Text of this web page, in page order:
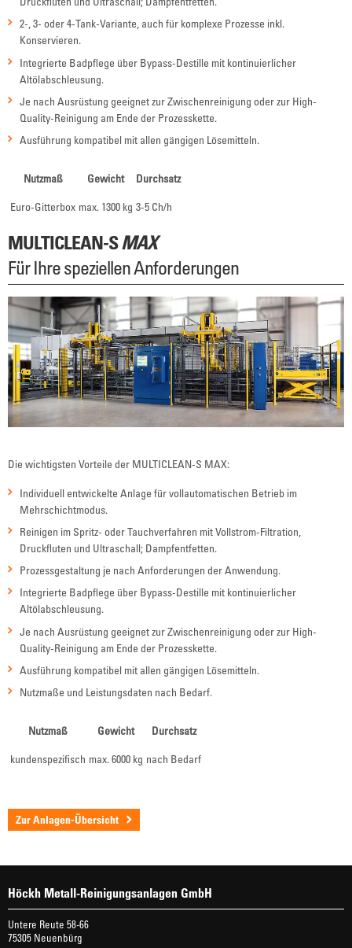
2-, 3- oder 4-Tank-Variante, auch für komplexe Prozesse inkl.
Konservieren.
Integrierte Badpflege über Bypass-Destille mit kontinuierlicher
Altölabschleusung.
Je nach Ausrüstung geeignet zur Zwischenreinigung oder zur High-
Quality-Reinigung am Ende der Prozesskette.
Ausführung kompatibel mit allen gängigen Lösemitteln.
Nutzmaß Gewicht Durchsatz
Euro-Gitterbox max. 1300 kg 3-5 Ch/h
MULTICLEAN-SMAX
Für Ihre speziellen Anforderungen
Die wichtigsten Vorteile der MULTICLEAN-S MAX:
Individuell entwickelte Anlage für vollautomatischen Betrieb im
Mehrschichtmodus.
Reinigen im Spritz- oder Tauchverfahren mit Vollstrom-Filtration,
Druckfluten und Ultraschall; Dampfentfetten.
Prozessgestaltung je nach Anforderungen der Anwendung.
Integrierte Badpflege über Bypass-Destille mit kontinuierlicher
Altölabschleusung.
Je nach Ausrüstung geeignet zur Zwischenreinigung oder zur High-
Quality-Reinigung am Ende der Prozesskette.
Ausführung kompatibel mit allen gängigen Lösemitteln.
Nutzmaße und Leistungsdaten nach Bedarf.
Nutzmaß Gewicht Durchsatz
kundenspezifisch max. 6000 kg nach Bedarf
Zur Anlagen-Übersicht
Höckh Metall-Reinigungsanlagen GmbH
Untere Reute 58-66
75305 Neuenbürg